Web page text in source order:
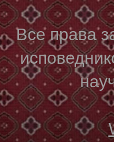
Все права